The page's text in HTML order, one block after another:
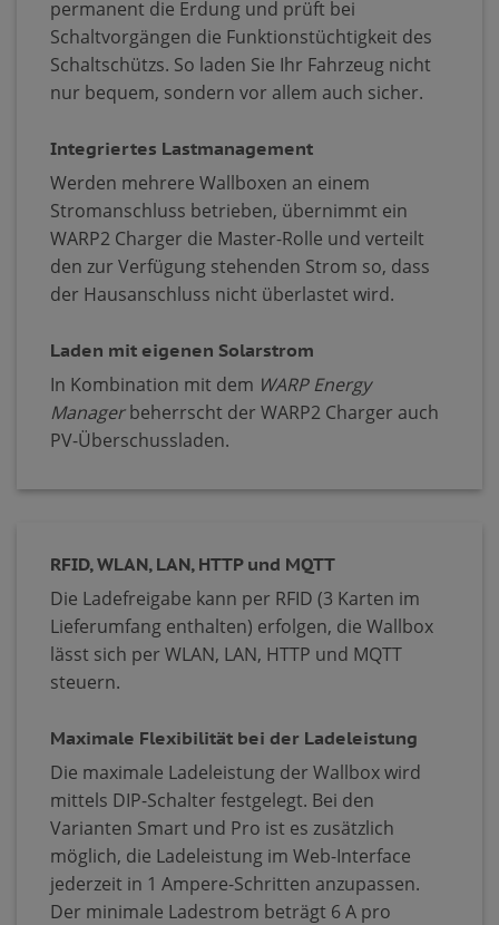
permanent die Erdung und prüft bei
Schaltvorgängen die Funktionstüchtigkeit des
Schaltschützs. So laden Sie Ihr Fahrzeug nicht
nur bequem, sondern vor allem auch sicher.
Integriertes Lastmanagement
Werden mehrere Wallboxen an einem
Stromanschluss betrieben, übernimmt ein
WARP2 Charger die Master-Rolle und verteilt
den zur Verfügung stehenden Strom so, dass
der Hausanschluss nicht überlastet wird.
Laden mit eigenen Solarstrom
In Kombination mit dem WARP Energy
Managerbeherrscht der WARP2 Charger auch
PV-Überschussladen.
RFID, WLAN, LAN, HTTP und MQTT
Die Ladefreigabe kann per RFID (3 Karten im
Lieferumfang enthalten) erfolgen, die Wallbox
lässt sich per WLAN, LAN, HTTP und MQTT
steuern.
Maximale Flexibilität bei der Ladeleistung
Die maximale Ladeleistung der Wallbox wird
mittels DIP-Schalter festgelegt. Bei den
Varianten Smart und Pro ist es zusätzlich
möglich, die Ladeleistung im Web-Interface
jederzeit in 1 Ampere-Schritten anzupassen.
Der minimale Ladestrom beträgt 6 A pro